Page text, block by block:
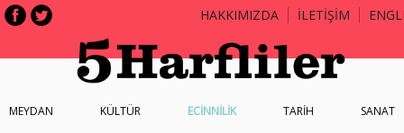
HAKKIMIZDA İLETİŞİM
MEYDAN KÜLTÜR ECİNNİLİK TARİH SANAT